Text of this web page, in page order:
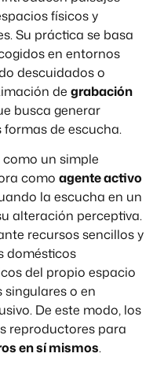
físicos y
Su práctica se basa
en entornos
descuidados o
de grabación
busca generar
de escucha.
un simple
como agente activo
la escucha en un
alteración perceptiva.
recursos sencillos y
domésticos
del propio espacio
o en
De este modo, los
reproductores para
en sí mismos.